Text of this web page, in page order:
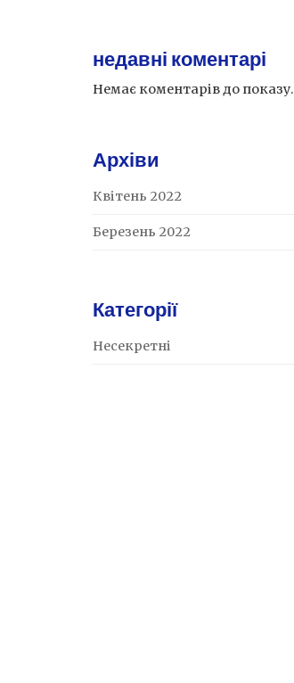
недавні коментарі
Немає коментарів до показу.
Архіви
Квітень 2022
Березень 2022
Категорії
Несекретні